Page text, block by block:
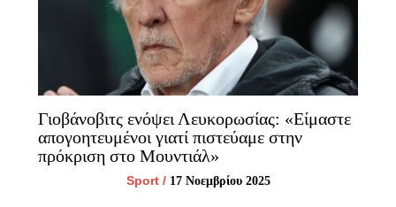
Γιοβάνοβιτς ενόψει Λευκορωσίας: «Είμαστε
απογοητευμένοι γιατί πιστεύαμε στην
πρόκριση στο Μουντιάλ»
Sport/ 17 Νοεμβρίου 2025